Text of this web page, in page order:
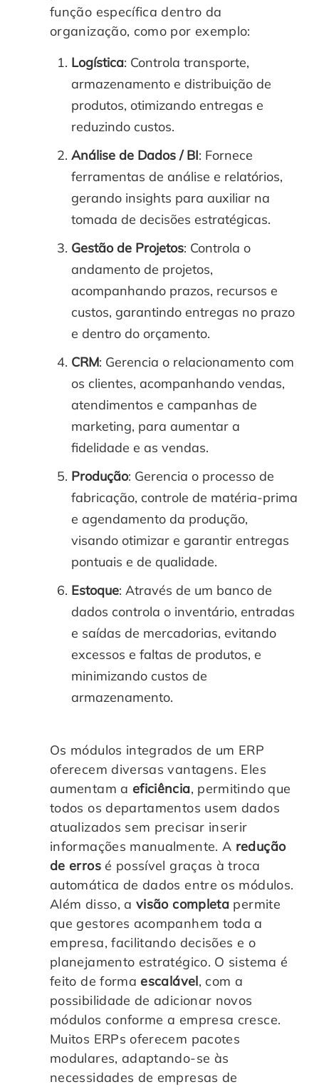
função específica dentro da
organização, como por exemplo:
Logística: Controla transporte,
armazenamento e distribuição de
produtos, otimizando entregas e
reduzindo custos.
Análise de Dados / BI: Fornece
ferramentas de análise e relatórios,
gerando insights para auxiliar na
tomada de decisões estratégicas.
Gestão de Projetos: Controla o
andamento de projetos,
acompanhando prazos, recursos e
custos, garantindo entregas no prazo
e dentro do orçamento.
CRM: Gerencia o relacionamento com
os clientes, acompanhando vendas,
atendimentos e campanhas de
marketing, para aumentar a
fidelidade e as vendas.
Produção: Gerencia o processo de
fabricação, controle de matéria-prima
e agendamento da produção,
visando otimizar e garantir entregas
pontuais e de qualidade.
Estoque: Através de um banco de
dados controla o inventário, entradas
e saídas de mercadorias, evitando
excessos e faltas de produtos, e
minimizando custos de
armazenamento.
Os módulos integrados de um ERP
oferecem diversas vantagens. Eles
aumentam a eficiência, permitindo que
todos os departamentos usem dados
atualizados sem precisar inserir
informações manualmente. A redução
de errosé possível graças à troca
automática de dados entre os módulos.
Além disso, avisão completa permite
que gestores acompanhem toda a
empresa, facilitando decisões e o
planejamento estratégico. O sistema é
feito de forma escalável, com a
possibilidade de adicionar novos
módulos conforme a empresa cresce.
Muitos ERPs oferecem pacotes
modulares, adaptando-se às
necessidades de empresas de